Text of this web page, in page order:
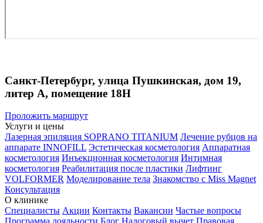
Санкт-Петербург, улица Пушкинская, дом 19,
литер А, помещение 18Н
Проложить маршрут
Услуги и цены
Лазерная эпиляция SOPRANO TITANIUM Лечение рубцов на
аппарате INNOFILL Эстетическая косметология Аппаратная
косметология Инъекционная косметология Интимная
косметология Реабилитация после пластики Лифтинг
VOLFORMER Моделирование тела Знакомство с Miss Magnet
Консультация
О клинике
Специалисты Акции Контакты Вакансии Частые вопросы